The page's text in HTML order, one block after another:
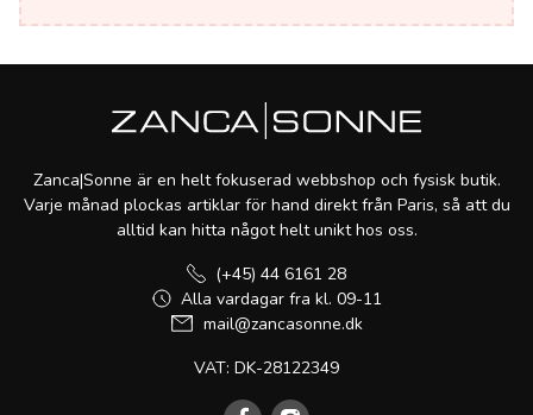
Zanca|Sonne är en helt fokuserad webbshop och fysisk butik.
Varje månad plockas artiklar för hand direkt från Paris, så att du
alltid kan hitta något helt unikt hos oss.
(+45) 44 6161 28
Alla vardagar fra kl. 09-11
mail@zancasonne.dk
VAT: DK-28122349